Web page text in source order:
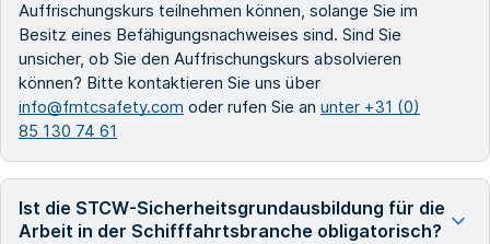
Auffrischungskurs teilnehmen können, solange Sie im
Besitz eines Befähigungsnachweises sind. Sind Sie
unsicher, ob Sie den Auffrischungskurs absolvieren
können? Bitte kontaktieren Sie uns über
info@fmtcsafety.com oder rufen Sie an unter +31 (0)
85 130 74 61
Ist die STCW-Sicherheitsgrundausbildung für die
Arbeit in der Schifffahrtsbranche obligatorisch?